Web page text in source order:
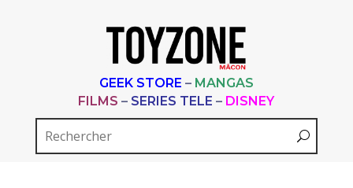
GEEK STORE – MANGAS
FILMS – SERIES TELE – DISNEY